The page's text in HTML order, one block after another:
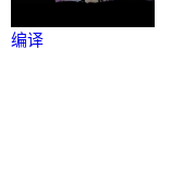
编译